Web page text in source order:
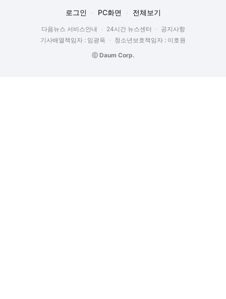
로그인 PC화면 전체보기
다음뉴스 서비스안내 24시간 뉴스센터
공지사항
기사배열책임자 : 임광욱
청소년보호책임자 : 이호원
ⓒ Daum Corp.